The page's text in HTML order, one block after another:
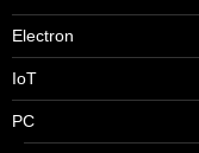
Electron
IoT
PC